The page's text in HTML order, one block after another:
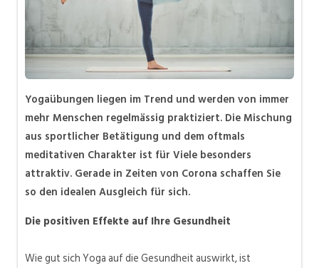
Yogaübungen liegen im Trend und werden von immer
mehr Menschen regelmässig praktiziert. Die Mischung
aus sportlicher Betätigung und dem oftmals
meditativen Charakter ist für Viele besonders
attraktiv. Gerade in Zeiten von Corona schaffen Sie
so den idealen Ausgleich für sich.
Die positiven Effekte auf Ihre Gesundheit
Wie gut sich Yoga auf die Gesundheit auswirkt, ist